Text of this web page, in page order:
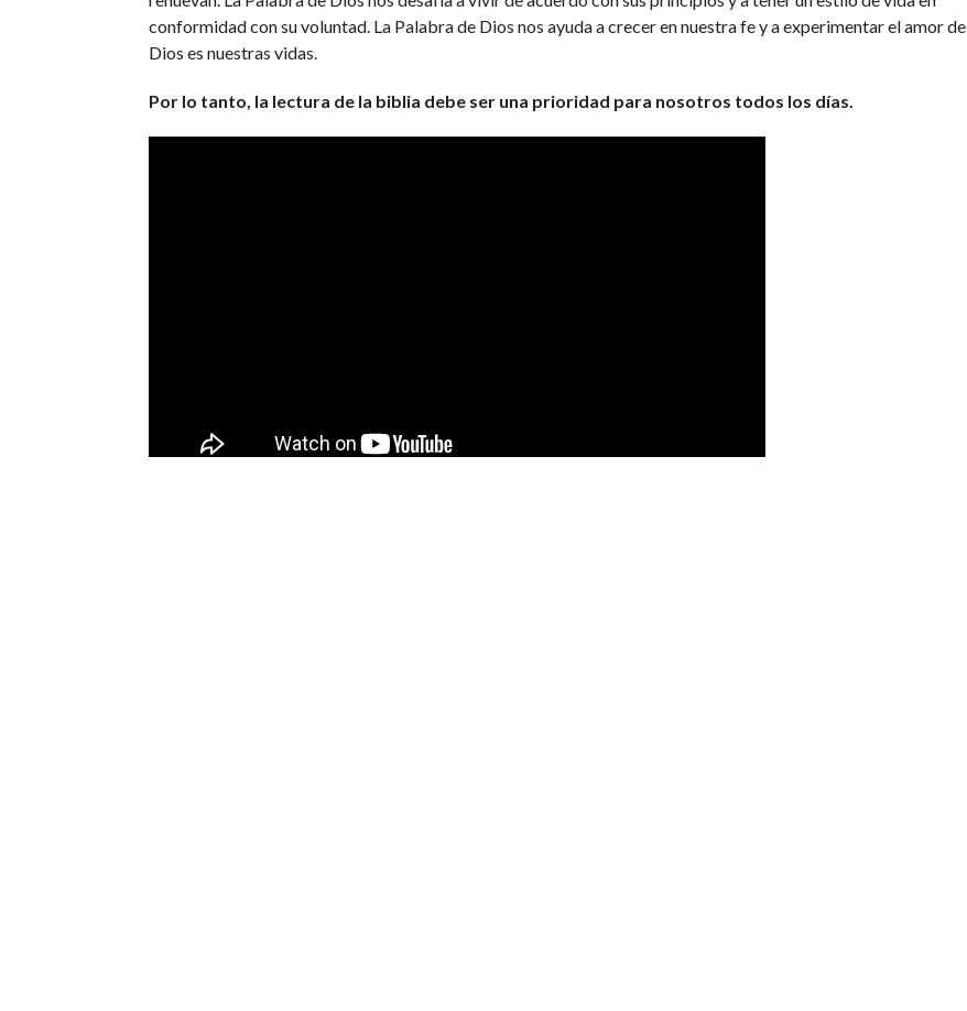
conformidad con su voluntad. La Palabra de Dios nos ayuda a crecer en nuestra fe y a experimentar el amor de
Dios es nuestras vidas.
Por lo tanto, la lectura de la biblia debe ser una prioridad para nosotros todos los días.